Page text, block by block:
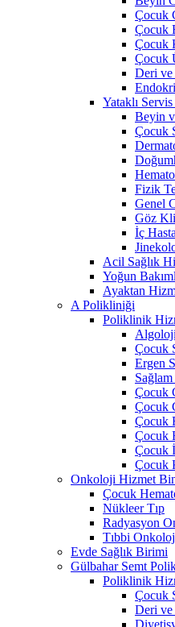
Çocuk
Çocuk
Çocuk
Çocuk
Deri ve
Yataklı
Beyin
Çocuk
Fizik
Genel
Göz
İç
Acil Sağlık
Yoğun
Ayaktan
A Polikliniği
Poliklinik
Algoloji
Çocuk
Ergen
Çocuk
Çocuk
Çocuk
Çocuk
Çocuk
Çocuk
Onkoloji Hizmet
Çocuk
Nükleer Tıp
Radyasyon
Tıbbi
Evde Sağlık Birimi
Gülbahar Semt
Poliklinik
Çocuk
Deri ve